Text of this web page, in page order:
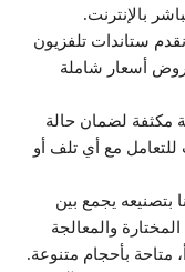
بالإنترنت.
ستاندات تلفزيون
عروض أسعار شاملة
مكثفة لضمان حالة
للتعامل مع أي تلف أو
بتصنيعه يجمع بين
والمعالجة
متاحة بأحجام متنوعة.